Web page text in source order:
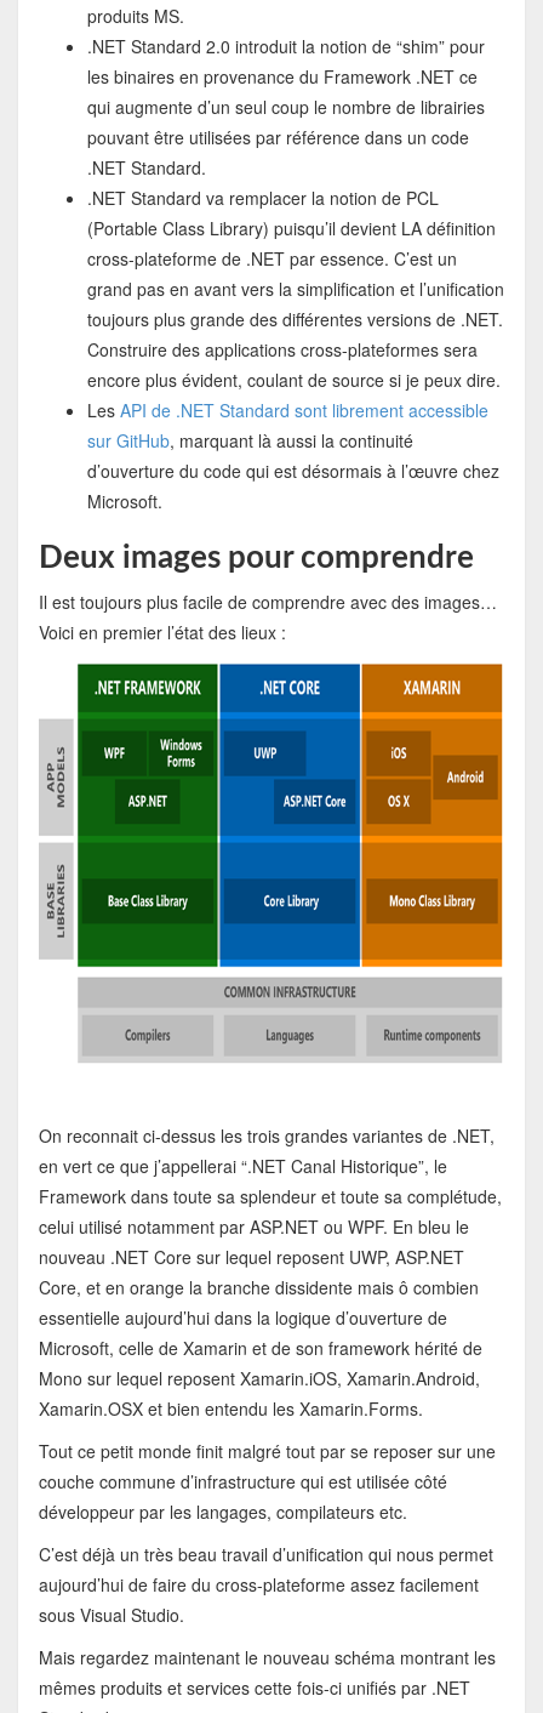
produits MS.
.NET Standard 2.0 introduit la notion de “shim” pour
les binaires en provenance du Framework .NET ce
qui augmente d’un seul coup le nombre de librairies
pouvant être utilisées par référence dans un code
.NET Standard.
.NET Standard va remplacer la notion de PCL
(Portable Class Library) puisqu’il devient LA définition
cross-plateforme de .NET par essence. C’est un
grand pas en avant vers la simplification et l’unification
toujours plus grande des différentes versions de .NET.
Construire des applications cross-plateformes sera
encore plus évident, coulant de source si je peux dire.
Les API de .NET Standard sont librement accessible
sur GitHub, marquant là aussi la continuité
d’ouverture du code qui est désormais à l’œuvre chez
Microsoft.
Deux images pour comprendre
Il est toujours plus facile de comprendre avec des images…
Voici en premier l’état des lieux :
On reconnait ci-dessus les trois grandes variantes de .NET,
en vert ce que j’appellerai “.NET Canal Historique”, le
Framework dans toute sa splendeur et toute sa complétude,
celui utilisé notamment par ASP.NET ou WPF. En bleu le
nouveau .NET Core sur lequel reposent UWP, ASP.NET
Core, et en orange la branche dissidente mais ô combien
essentielle aujourd’hui dans la logique d’ouverture de
Microsoft, celle de Xamarin et de son framework hérité de
Mono sur lequel reposent Xamarin.iOS, Xamarin.Android,
Xamarin.OSX et bien entendu les Xamarin.Forms.
Tout ce petit monde finit malgré tout par se reposer sur une
couche commune d’infrastructure qui est utilisée côté
développeur par les langages, compilateurs etc.
C’est déjà un très beau travail d’unification qui nous permet
aujourd’hui de faire du cross-plateforme assez facilement
sous Visual Studio.
Mais regardez maintenant le nouveau schéma montrant les
mêmes produits et services cette fois-ci unifiés par .NET